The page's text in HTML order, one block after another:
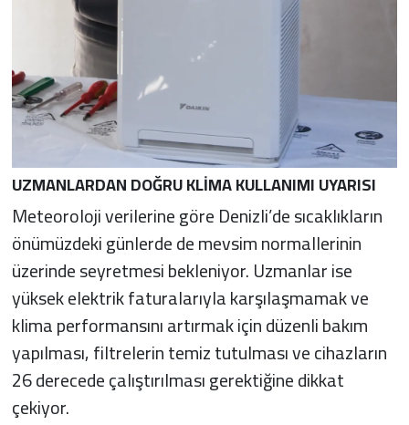
UZMANLARDAN DOĞRU KLİMA KULLANIMI UYARISI
Meteoroloji verilerine göre Denizli’de sıcaklıkların
önümüzdeki günlerde de mevsim normallerinin
üzerinde seyretmesi bekleniyor. Uzmanlar ise
yüksek elektrik faturalarıyla karşılaşmamak ve
klima performansını artırmak için düzenli bakım
yapılması, filtrelerin temiz tutulması ve cihazların
26 derecede çalıştırılması gerektiğine dikkat
çekiyor.